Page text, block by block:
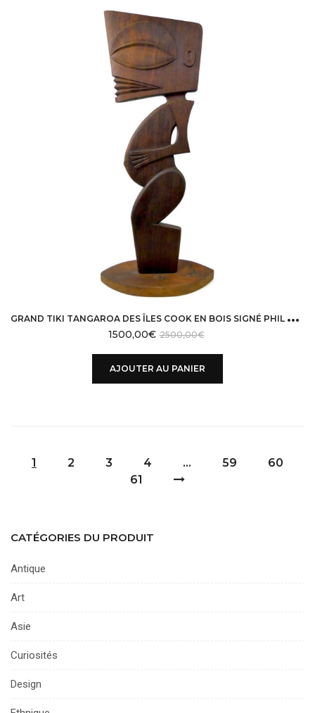
G
RAND TIKI TANGAROA DES ÎLES COOK EN BOIS SIGNÉ PHIL TOTEM TIKI POP
2500,00€
1500,00€
AJOUTER AU PANIER
1 2 3 4 … 59
60
61
CATÉGORIES DU PRODUIT
Antique
Art
Asie
Curiosités
Design